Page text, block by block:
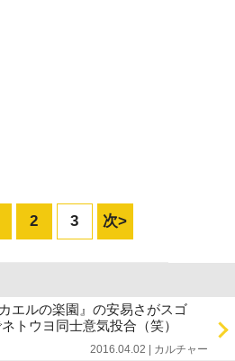
2 3 次>
エルの楽園』の安易さがスゴ
トウヨ同士意気投合（笑）
2016.04.02 | カルチャー